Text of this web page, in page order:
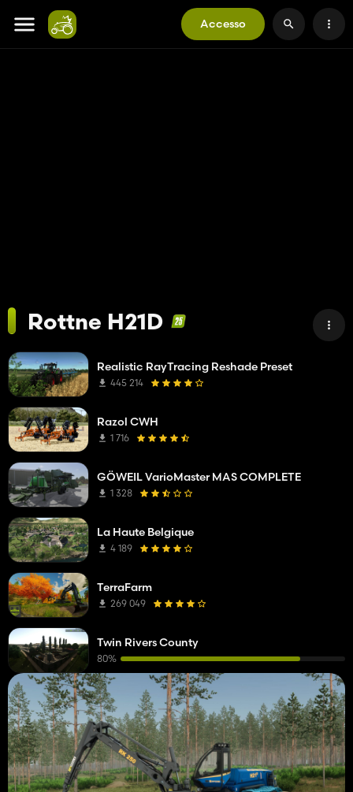
Accesso
Rottne H21D
Realistic RayTracing Reshade Preset
445 214
Razol CWH
1 716
GÖWEIL VarioMaster MAS COMPLETE
1 328
La Haute Belgique
4 189
TerraFarm
269 049
Twin Rivers County
80%